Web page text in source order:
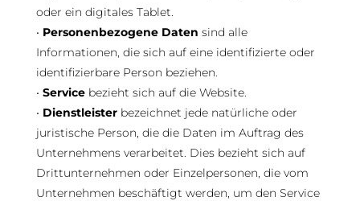
oder ein digitales Tablet.
• Personenbezogene Daten sind alle
Informationen, die sich auf eine identifizierte oder
identifizierbare Person beziehen.
• Servicebezieht sich auf die Website.
• Dienstleisterbezeichnet jede natürliche oder
juristische Person, die die Daten im Auftrag des
Unternehmens verarbeitet. Dies bezieht sich auf
Drittunternehmen oder Einzelpersonen, die vom
Unternehmen beschäftigt werden, um den Service